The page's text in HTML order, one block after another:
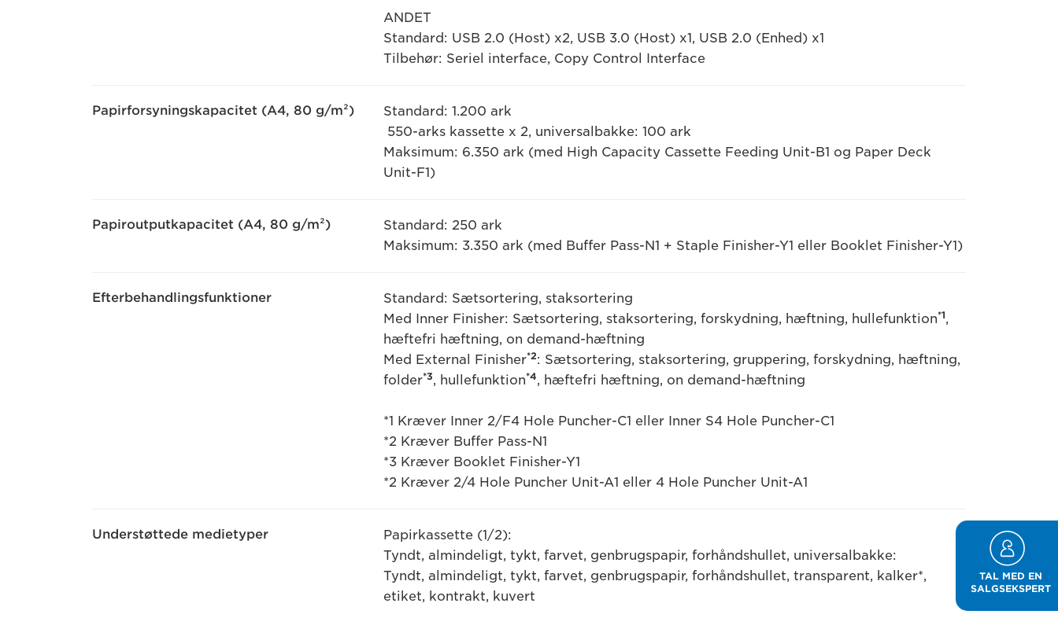
ANDET
Standard: USB 2.0 (Host) x2, USB 3.0 (Host) x1, USB 2.0 (Enhed) x1
Tilbehør: Seriel interface, Copy Control Interface
Papirforsyningskapacitet (A4, 80 g/m²)
Standard: 1.200 ark
550-arks kassette x 2, universalbakke: 100 ark
Maksimum: 6.350 ark (med High Capacity Cassette Feeding Unit-B1 og Paper Deck
Unit-F1)
Papiroutputkapacitet (A4, 80 g/m²)
Standard: 250 ark
Maksimum: 3.350 ark (med Buffer Pass-N1 + Staple Finisher-Y1 eller Booklet Finisher-Y1)
Efterbehandlingsfunktioner
Standard: Sætsortering, staksortering
Med Inner Finisher: Sætsortering, staksortering, forskydning, hæftning, hullefunktion*1,
hæftefri hæftning, on demand-hæftning
Med External Finisher*2: Sætsortering, staksortering, gruppering, forskydning, hæftning,
folder*3, hullefunktion*4, hæftefri hæftning, on demand-hæftning
*1 Kræver Inner 2/F4 Hole Puncher-C1 eller Inner S4 Hole Puncher-C1
*2 Kræver Buffer Pass-N1
*3 Kræver Booklet Finisher-Y1
*2 Kræver 2/4 Hole Puncher Unit-A1 eller 4 Hole Puncher Unit-A1
Understøttede medietyper
Papirkassette (1/2):
Tyndt, almindeligt, tykt, farvet, genbrugspapir, forhåndshullet, universalbakke:
Tyndt, almindeligt, tykt, farvet, genbrugspapir, forhåndshullet, transparent, kalker*,
etiket, kontrakt, kuvert
TAL MED EN
SALGSEKSPERT